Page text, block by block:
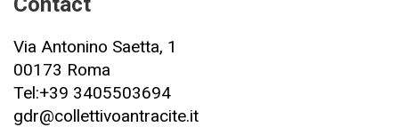
Via Antonino Saetta, 1
00173 Roma
Tel:+39 3405503694
gdr@collettivoantracite.it